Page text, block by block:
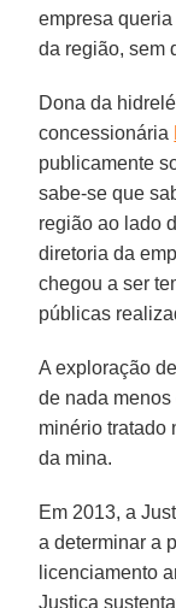
empresa
da região, sem
Dona da
concessionária
publicamente
sabe-se que
região ao lado
diretoria da
chegou a ser
públicas
A exploração
de nada
minério tratado
da mina.
Em 2013, a
a determinar a
licenciamento
Justiça